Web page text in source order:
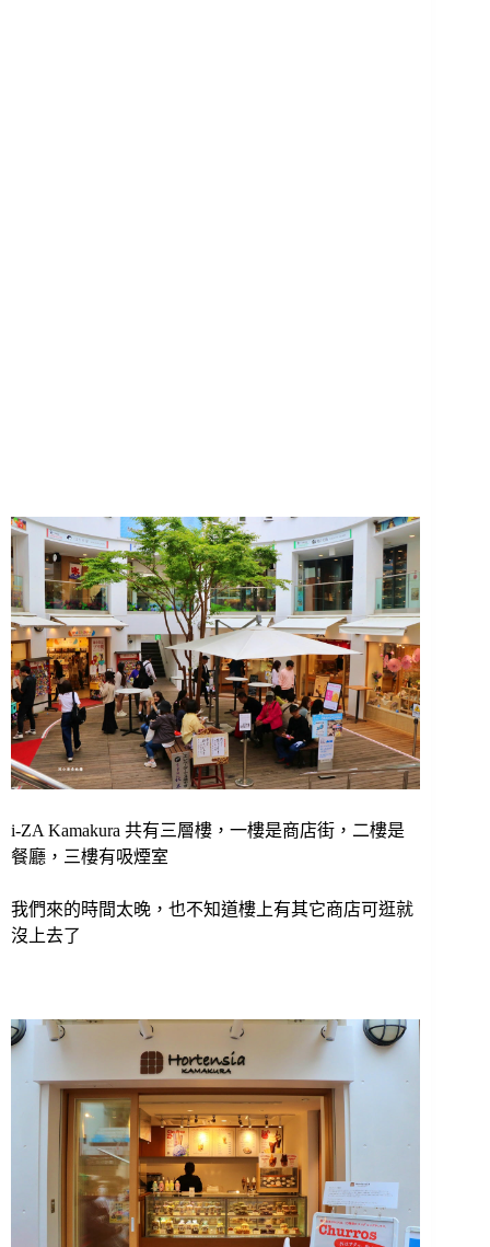
i-ZA Kamakura 共有三層樓，一樓是商店街，二樓是
餐廳，三樓有吸煙室
我們來的時間太晚，也不知道樓上有其它商店可逛就
沒上去了